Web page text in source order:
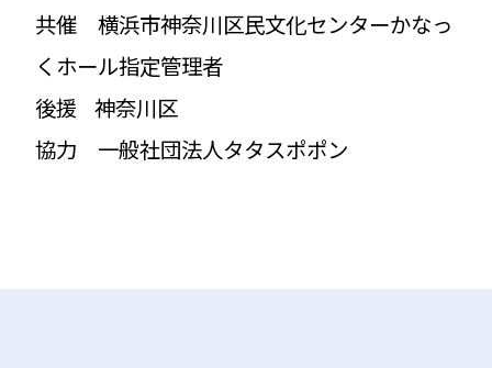
共催 横浜市神奈川区民文化センターかなっ
くホール指定管理者
後援 神奈川区
協力 一般社団法人タタスポポン